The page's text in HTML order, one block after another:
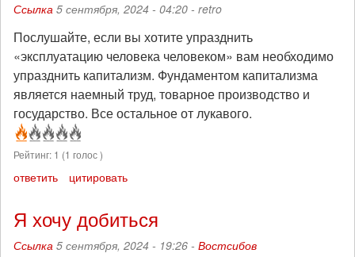
Ссылка 5 сентября, 2024 - 04:20 - retro
Послушайте, если вы хотите упразднить
«эксплуатацию человека человеком» вам необходимо
упразднить капитализм. Фундаментом капитализма
является наемный труд, товарное производство и
государство. Все остальное от лукавого.
Рейтинг: 1 (1 голос )
ответить цитировать
Я хочу добиться
Ссылка 5 сентября, 2024 - 19:26 - Востсибов